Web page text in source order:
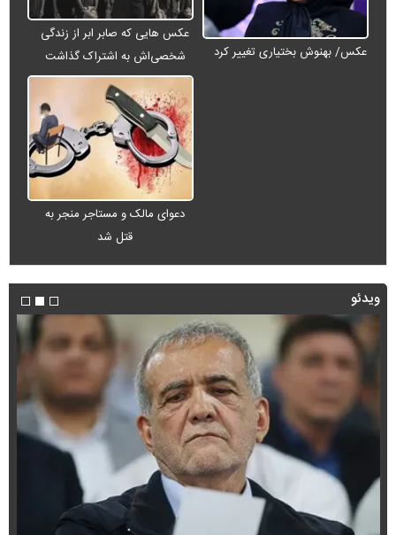
عکس/ بهنوش بختیاری تغییر کرد
عکس هایی که صابر ابر از زندگی
شخصی‌اش به اشتراک گذاشت
دعوای مالک و مستاجر منجر به
قتل شد
ویدئو